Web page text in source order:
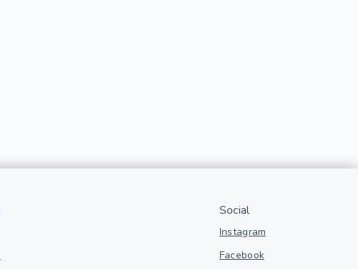
Social
Instagram
Facebook